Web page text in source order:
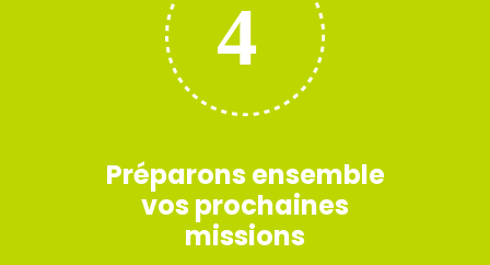
Préparons ensemble
vos prochaines
missions